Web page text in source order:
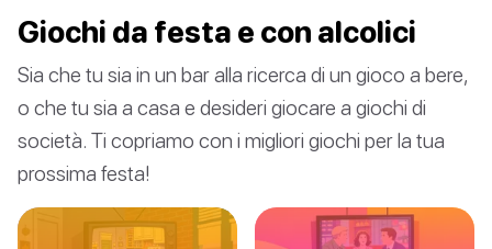
Giochi da festa e con alcolici
Sia che tu sia in un bar alla ricerca di un gioco a bere,
o che tu sia a casa e desideri giocare a giochi di
società. Ti copriamo con i migliori giochi per la tua
prossima festa!